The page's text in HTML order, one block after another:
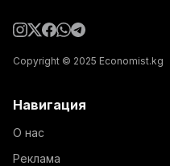
Copyright © 2025 Economist.kg
Навигация
О нас
Реклама